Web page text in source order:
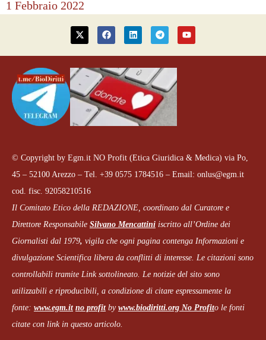
1 Febbraio 2022
© Copyright by Egm.it NO Profit (Etica Giuridica & Medica) via Po,
45 – 52100 Arezzo – Tel. +39 0575 1784516 – Email: onlus@egm.it
cod. fisc. 92058210516
Il Comitato Etico della REDAZIONE, coordinato dal Curatore e
Direttore Responsabile Silvano Mencattini iscritto all’Ordine dei
Giornalisti dal 1979, vigila che ogni pagina contenga Informazioni e
divulgazione Scientifica libera da conflitti di interesse. Le citazioni sono
controllabili tramite Link sottolineato. Le notizie del sito sono
utilizzabili e riproducibili, a condizione di citare espressamente la
fonte: www.egm.it no profitby www.biodiritti.org No Profito le fonti
citate con link in questo articolo.